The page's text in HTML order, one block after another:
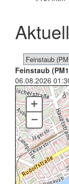
Feinstaub
06.08.2026
+
–